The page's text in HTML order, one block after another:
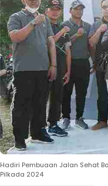
Hadiri Pembuaan Jalan Sehat
Pilkada 2024